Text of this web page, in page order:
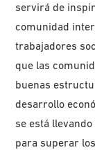
servirá de
comunidad
trabajadores
que las
buenas
desarrollo
se está
para superar